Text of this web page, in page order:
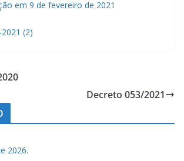
em 9 de fevereiro de 2021
(2)
Decreto 053/2021
2026.